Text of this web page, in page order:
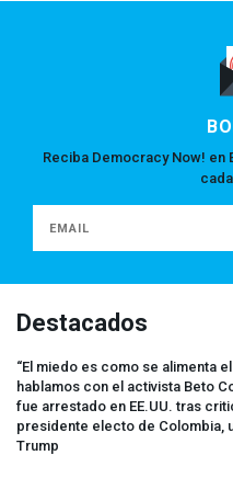
Reciba Democracy Now!
Destacados
“El miedo es como se alimenta
hablamos con el activista Beto
fue arrestado en EE.UU. tras
presidente electo de Colombia,
Trump